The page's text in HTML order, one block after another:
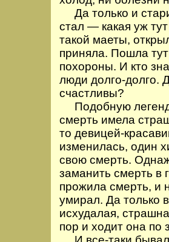
Да только и
стал — какая уж
такой маеты,
приняла. Пошла
похороны. И кто
люди долго-долго.
счастливы?
Подобную
смерть имела
то девицей-
изменилась, один
свою смерть.
заманить смерть в
прожила смерть, и
умирал. Да только
исхудалая,
пор и ходит она по